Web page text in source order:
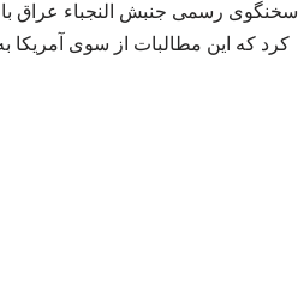
سخنگوی رسمی جنبش النجباء عراق با
کرد که این مطالبات از سوی